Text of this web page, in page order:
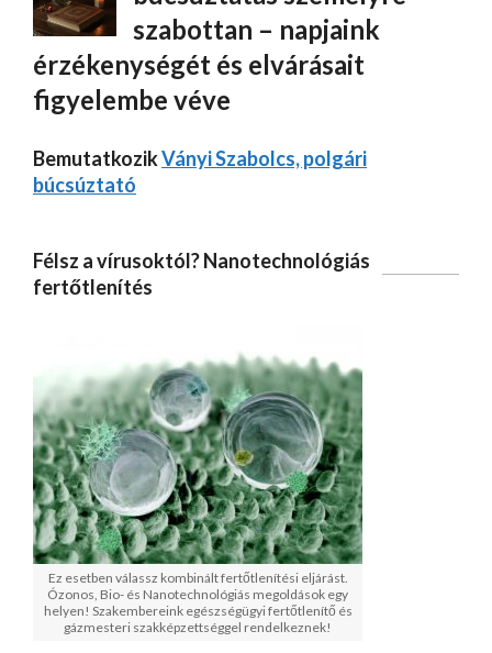
szabottan – napjaink
érzékenységét és elvárásait
figyelembe véve
BemutatkozikVányi Szabolcs, polgári
búcsúztató
Félsz a vírusoktól? Nanotechnológiás
fertőtlenítés
Ez esetben válassz kombinált fertőtlenítési eljárást.
Ózonos, Bio- és Nanotechnológiás megoldások egy
helyen! Szakembereink egészségügyi fertőtlenítő és
gázmesteri szakképzettséggel rendelkeznek!